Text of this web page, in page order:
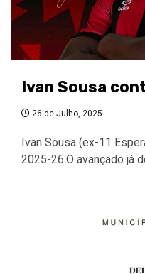
Ivan Sousa
26 de Julho, 2025
Ivan Sousa (ex-11
2025-26.O avançado já